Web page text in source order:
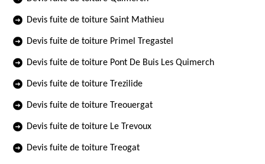
Devis fuite de toiture Saint Mathieu
Devis fuite de toiture Primel Tregastel
Devis fuite de toiture Pont De Buis Les Quimerch
Devis fuite de toiture Trezilide
Devis fuite de toiture Treouergat
Devis fuite de toiture Le Trevoux
Devis fuite de toiture Treogat